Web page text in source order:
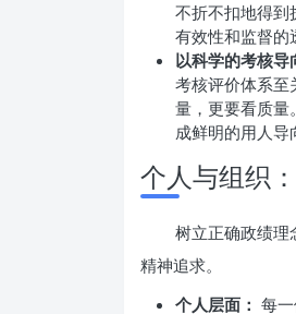
不折不扣地得到
有效性和监督的
以科学的考核导
考核评价体系至
量，更要看质量
成鲜明的用人导
个人与组织
树立正确政绩理
精神追求。
个人层面： 每